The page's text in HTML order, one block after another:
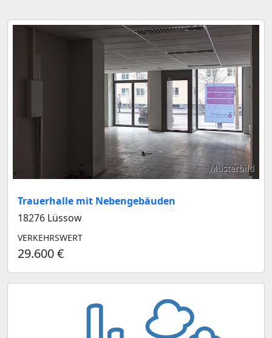
Musterbild
Trauerhalle mit Nebengebäuden
18276 Lüssow
VERKEHRSWERT
29.600 €